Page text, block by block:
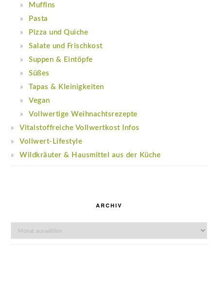
Muffins
Pasta
Pizza und Quiche
Salate und Frischkost
Suppen & Eintöpfe
Süßes
Tapas & Kleinigkeiten
Vegan
Vollwertige Weihnachtsrezepte
Vitalstoffreiche Vollwertkost Infos
Vollwert-Lifestyle
Wildkräuter & Hausmittel aus der Küche
ARCHIV